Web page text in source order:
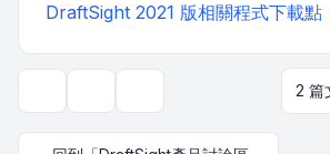
DraftSight 2021 版相關程式下載點
2 篇